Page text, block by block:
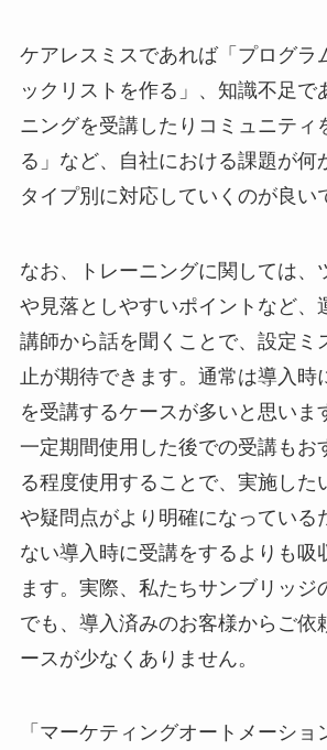
ケアレスミスであれば「プログラ
ックリストを作る」、知識不足で
ニングを受講したりコミュニティ
る」など、自社における課題が何
タイプ別に対応していくのが良い
なお、トレーニングに関しては、
や見落としやすいポイントなど、
講師から話を聞くことで、設定ミ
止が期待できます。通常は導入時
を受講するケースが多いと思いま
一定期間使用した後での受講もお
る程度使用することで、実施した
や疑問点がより明確になっている
ない導入時に受講をするよりも吸
ます。実際、私たちサンブリッジ
でも、導入済みのお客様からご依
ースが少なくありません。
「マーケティングオートメーショ